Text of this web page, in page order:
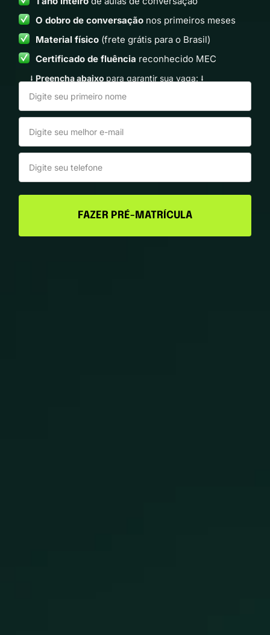
O dobro de conversação nos primeiros meses
Material físico (frete grátis para o Brasil)
Certificado de fluência reconhecido MEC
⭣ Preencha abaixo para garantir sua vaga: ⭣
FAZER PRÉ-MATRÍCULA